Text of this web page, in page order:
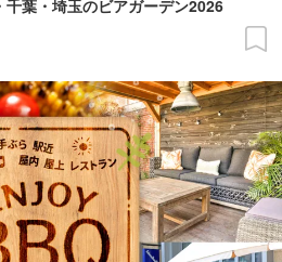
千葉・埼玉のビアガーデン2026